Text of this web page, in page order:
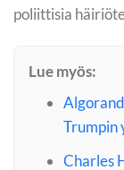
poliittisia
Lue myös:
Trumpin
Charles